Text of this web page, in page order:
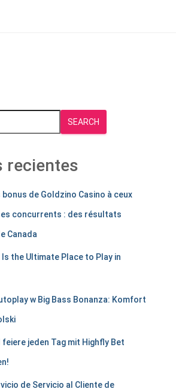
SEARCH
recientes
bonus de Goldzino Casino à ceux
concurrents : des résultats
Canada
Is the Ultimate Place to Play in
w Big Bass Bonanza: Komfort
feiere jeden Tag mit Highfly Bet
de Servicio al Cliente de